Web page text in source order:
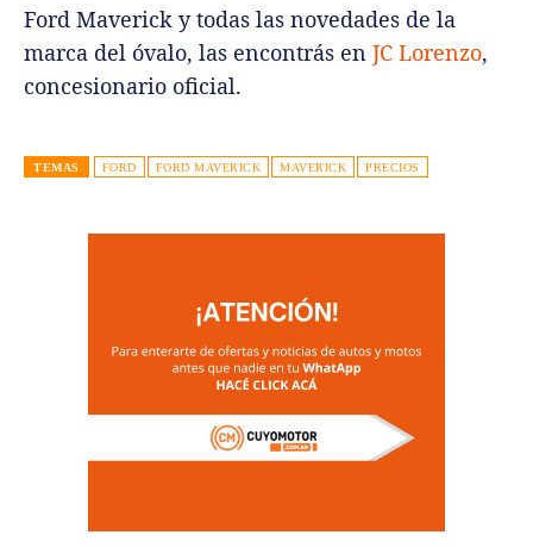
Ford Maverick y todas las novedades de la
marca del óvalo, las encontrás en JC Lorenzo,
concesionario oficial.
TEMAS FORD FORD MAVERICK MAVERICK PRECIOS